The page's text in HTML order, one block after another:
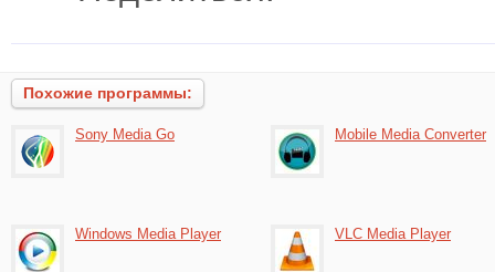
Похожие программы:
Sony Media Go Mobile Media Converter
Windows Media Player VLC Media Player